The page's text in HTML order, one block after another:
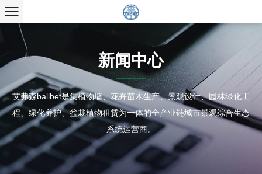
新闻中心
艾弗森ballbet是集植物墙、花卉苗木生产、景观设计、园林绿化工
程、绿化养护、盆栽植物租赁为一体的全产业链城市景观综合生态
系统运营商。